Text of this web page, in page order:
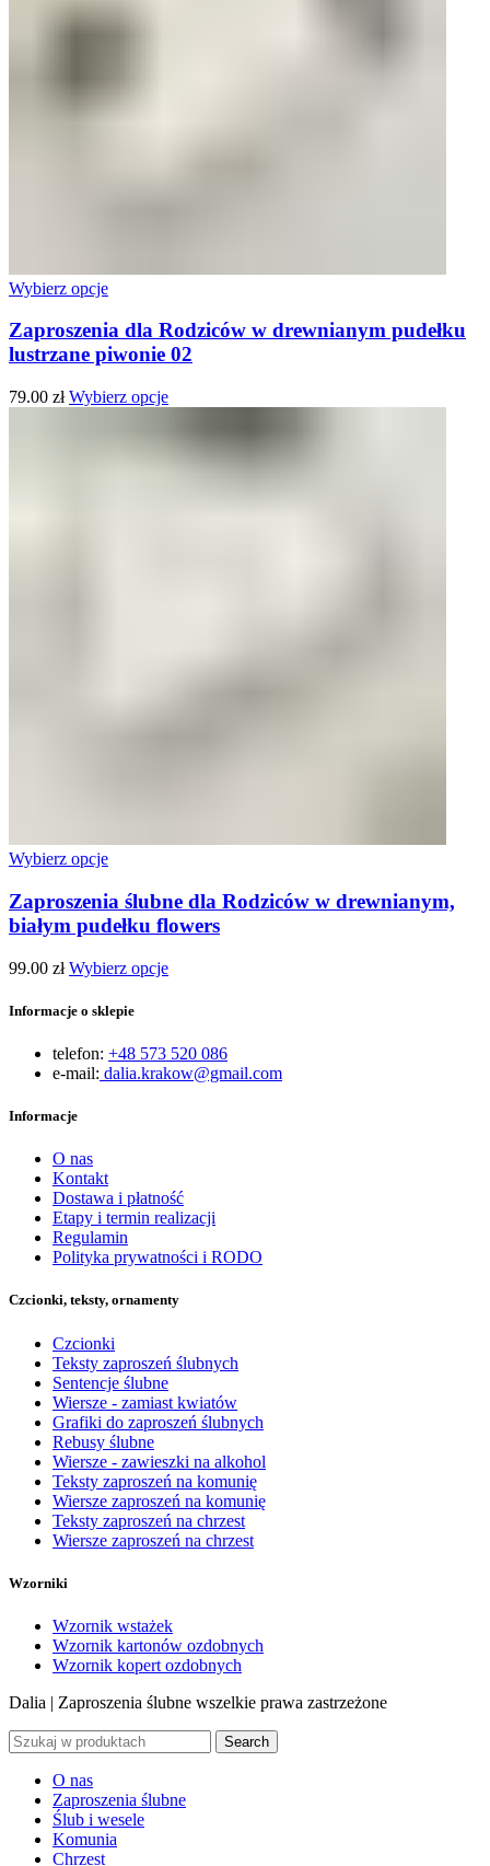
Wybierz opcje
Zaproszenia dla Rodziców w drewnianym pudełku
lustrzane piwonie 02
79.00 zł Wybierz opcje
Wybierz opcje
Zaproszenia ślubne dla Rodziców w drewnianym,
białym pudełku flowers
99.00 zł Wybierz opcje
Informacje o sklepie
telefon: +48 573 520 086
e-mail: dalia.krakow@gmail.com
Informacje
O nas
Kontakt
Dostawa i płatność
Etapy i termin realizacji
Regulamin
Polityka prywatności i RODO
Czcionki, teksty, ornamenty
Czcionki
Teksty zaproszeń ślubnych
Sentencje ślubne
Wiersze - zamiast kwiatów
Grafiki do zaproszeń ślubnych
Rebusy ślubne
Wiersze - zawieszki na alkohol
Teksty zaproszeń na komunię
Wiersze zaproszeń na komunię
Teksty zaproszeń na chrzest
Wiersze zaproszeń na chrzest
Wzorniki
Wzornik wstażek
Wzornik kartonów ozdobnych
Wzornik kopert ozdobnych
Dalia | Zaproszenia ślubne wszelkie prawa zastrzeżone
Search
O nas
Zaproszenia ślubne
Ślub i wesele
Komunia
Chrzest